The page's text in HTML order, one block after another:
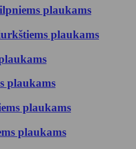
plaukams
plaukams
plaukams
plaukams
plaukams